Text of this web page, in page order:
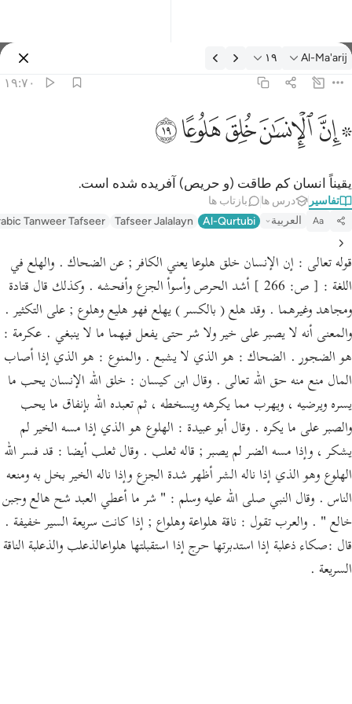
تفسیر: Al-Ma'arij ۱۹:۷۰
Al-Ma'arij ۱۹
۱۹:۷۰
۞ ان الانسان خلق هلوعا ١٩
۞ إِنَّ ٱلْإِنسَـٰنَ خُلِقَ هَلُوعًا ١٩
ﱪ ﱫﱬﱭﱮﱯ
یقیناً انسان کم طاقت (و حریص) آفریده شده است.
تفاسیر درس ها بازتاب ها
Aa العربية Al-Qurtubi
Tafseer Jalalayn
Tanweer Tafseer
قوله تعالى : إن الإنسان خلق هلوعا يعني الكافر ; عن الضحاك . والهلع في
اللغة : [ ص: 266 ] أشد الحرص وأسوأ الجزع وأفحشه . وكذلك قال قتادة
ومجاهد وغيرهما . وقد هلع ( بالكسر ) يهلع فهو هليع وهلوع ; على التكثير .
والمعنى أنه لا يصبر على خير ولا شر حتى يفعل فيهما ما لا ينبغي . عكرمة :
هو الضجور . الضحاك : هو الذي لا يشبع . والمنوع : هو الذي إذا أصاب
المال منع منه حق الله تعالى . وقال ابن كيسان : خلق الله الإنسان يحب ما
يسره ويرضيه ، ويهرب مما يكرهه ويسخطه ، ثم تعبده الله بإنفاق ما يحب
والصبر على ما يكره . وقال أبو عبيدة : الهلوع هو الذي إذا مسه الخير لم
يشكر ، وإذا مسه الضر لم يصبر ; قاله ثعلب . وقال ثعلب أيضا : قد فسر الله
الهلوع وهو الذي إذا ناله الشر أظهر شدة الجزع وإذا ناله الخير بخل به ومنعه
الناس . وقال النبي صلى الله عليه وسلم : " شر ما أعطي العبد شح هالع وجبن
خالع " . والعرب تقول : ناقة هلواعة وهلواع ; إذا كانت سريعة السير خفيفة .
قال :صكاء ذعلبة إذا استدبرتها حرج إذا استقبلتها هلواعالذعلب والذعلبة الناقة
السريعة .